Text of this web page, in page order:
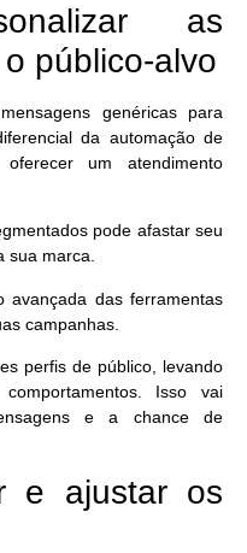
as
público-alvo
genéricas para
da automação de
oferecer um atendimento
pode afastar seu
sua marca.
avançada das ferramentas
campanhas.
perfis de público , levando
Isso vai
e a chance de
e ajustar os